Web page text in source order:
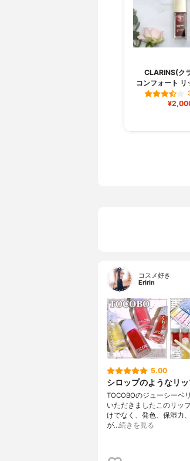
CLARINS(ク
コンフォート リ
コスメ好き
Eririn
5.00
シロップのようなリ
TOCOBOのジューシーベ
いただきましたこのリッ
けでなく、発色、保湿力
が…続きを見る